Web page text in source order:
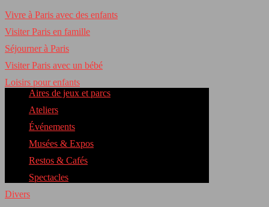
Vivre à Paris avec des enfants
Visiter Paris en famille
Séjourner à Paris
Visiter Paris avec un bébé
Loisirs pour enfants
Aires de jeux et parcs
Ateliers
Événements
Musées & Expos
Restos & Cafés
Spectacles
Divers